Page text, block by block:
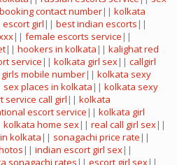
contact number|| kolkata
escort girl || best indian escorts ||
|| female escorts service ||
|| hookers in kolkata || kalighat red
service || kolkata girl sex|| callgirl
mobile number|| kolkata sexy
sex places in kolkata || kolkata sexy
service call girl || kolkata
escort service || kolkata girl
kolkata home sex|| real call girl sex||
kolkata || sonagachi price rate ||
|| indian escort girl sex||
sonagachi rates || escort girl sex||